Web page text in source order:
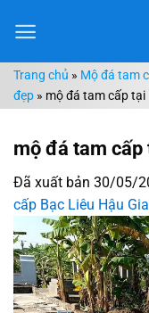
đến
dungTrang chủ » Mộ đá tam
đẹp » mộ đá tam cấp tại
mộ đá tam cấp
Đã xuất bản 30/05/
cấp Bạc Liêu Hậu